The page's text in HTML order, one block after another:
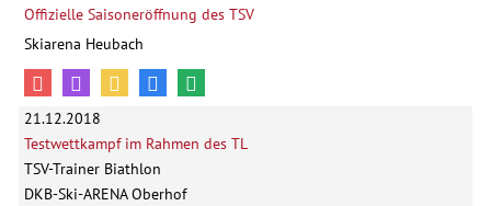
Offizielle Saisoneröffnung des TSV
Skiarena Heubach
21.12.2018
Testwettkampf im Rahmen des TL
TSV-Trainer Biathlon
DKB-Ski-ARENA Oberhof